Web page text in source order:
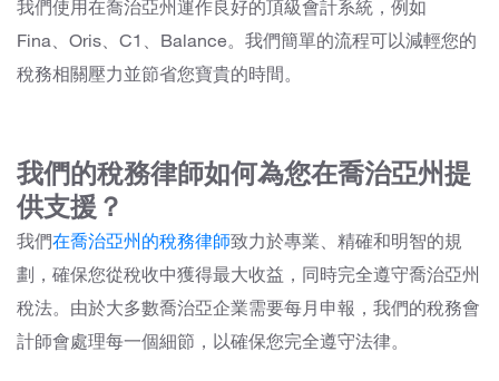
我們使用在喬治亞州運作良好的頂級會計系統，例如
Fina、Oris、C1、Balance。我們簡單的流程可以減輕您的
稅務相關壓力並節省您寶貴的時間。
我們的稅務律師如何為您在喬治亞州提
供支援？
我們在喬治亞州的稅務律師致力於專業、精確和明智的規
劃，確保您從稅收中獲得最大收益，同時完全遵守喬治亞州
稅法。由於大多數喬治亞企業需要每月申報，我們的稅務會
計師會處理每一個細節，以確保您完全遵守法律。